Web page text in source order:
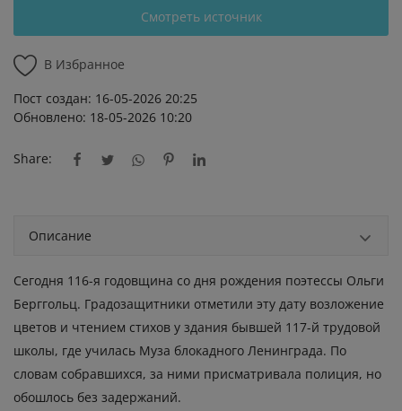
Смотреть источник
В Избранное
Пост создан: 16-05-2026 20:25
Обновлено: 18-05-2026 10:20
Share:
Описание
Сегодня 116-я годовщина со дня рождения поэтессы Ольги
Берггольц. Градозащитники отметили эту дату возложение
цветов и чтением стихов у здания бывшей 117-й трудовой
школы, где училась Муза блокадного Ленинграда. По
словам собравшихся, за ними присматривала полиция, но
обошлось без задержаний.